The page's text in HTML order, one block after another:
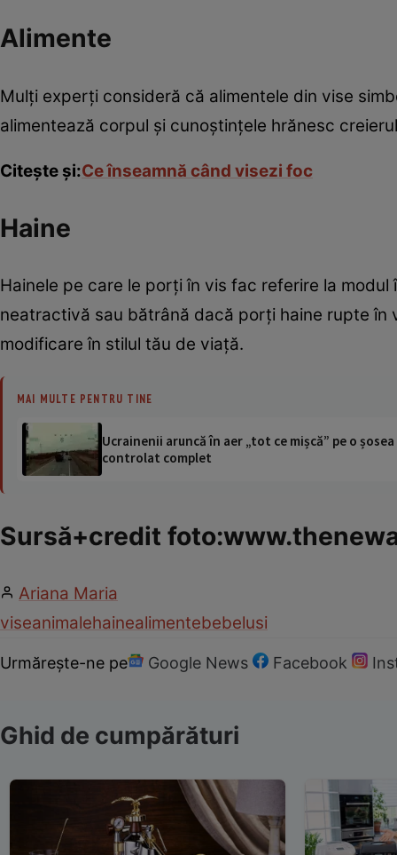
Alimente
Mulţi experţi consideră că alimentele din vise
alimentează corpul şi cunoştinţele hrănesc
Citeşte şi:Ce înseamnă când visezi foc
Haine
Hainele pe care le porţi în vis fac referire la
neatractivă sau bătrână dacă porţi haine rupte în
modificare în stilul tău de viaţă.
MAI MULTE PENTRU TINE
Ucrainenii aruncă în aer „tot ce mișcă” pe o
controlat complet
Sursă+credit
Ariana Maria
viseanimalehainealimentebebelusi
Urmărește-ne pe Google News Facebook
Ghid de cumpărături